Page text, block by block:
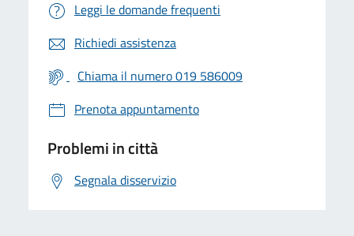
Leggi le domande frequenti
Richiedi assistenza
Chiama il numero 019 586009
Prenota appuntamento
Problemi in città
Segnala disservizio